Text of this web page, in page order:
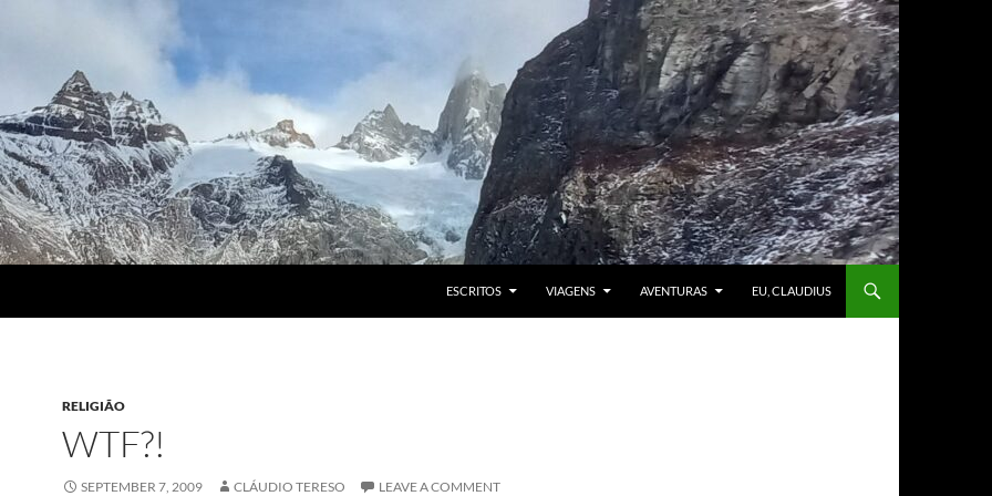
ESCRITOS VIAGENS AVENTURAS EU, CLAUDIUS
RELIGIÃO
WTF?!
SEPTEMBER 7, 2009 CLÁUDIO TERESO LEAVE A COMMENT